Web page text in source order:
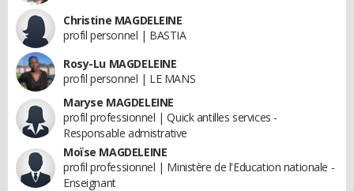
Christine MAGDELEINE
profil personnel | BASTIA
Rosy-Lu MAGDELEINE
profil personnel | LE MANS
Maryse MAGDELEINE
profil professionnel | Quick antilles services -
Responsable admistrative
Moïse MAGDELEINE
profil professionnel | Ministère de l'Education nationale -
Enseignant